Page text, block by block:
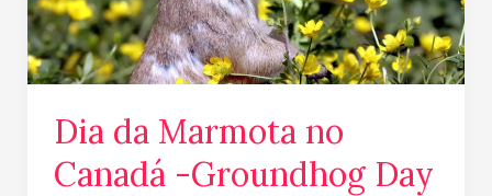
Dia da Marmota no
Canadá -Groundhog Day
Day